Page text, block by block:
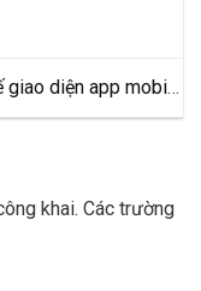
giao diện app mobile
tốt nhất
khai. Các trường